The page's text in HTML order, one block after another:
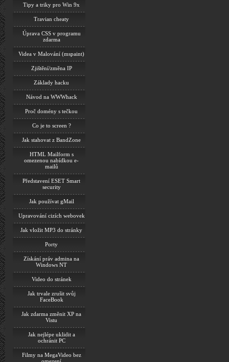
Tipy a triky pro Win 9x
Travian cheaty
Úprava CSS v programu
zdarma
Videa v Malování (mspaint)
Zjištění/změna IP
Základy hacku
Návod na WWWhack
Proč domény s tečkou
Co je to screen ?
Jak stahovat z BandZone
HTML Mailform s
omezenou nabídkou e-
mailů
Představení ESET Smart
security
Jak používat gMail
Upravování cizích webovek
Jak vložit MP3 do stránky
Porty
Získání práv admina na
Windows NT
Video do stránek
Jak trvale zrušit svůj
FaceBook
Jak zdarma změnit XP na
Vistu
Jak nejlépe uklidit a
ochránit PC
Filmy na MegaVideo bez